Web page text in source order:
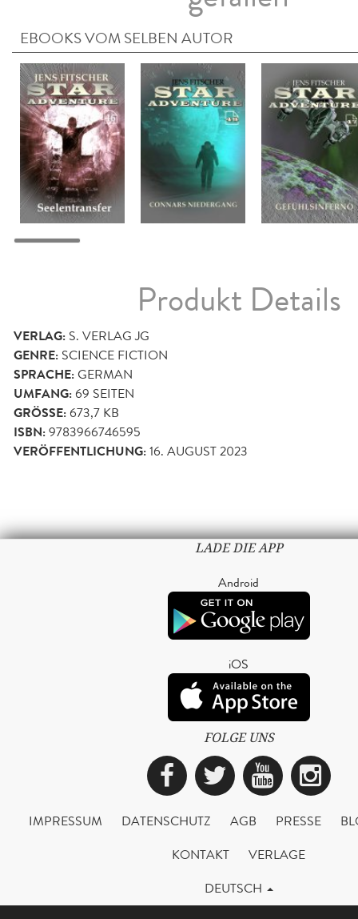
EBOOKS VOM SELBEN AUTOR
Produkt Details
VERLAG: S. VERLAG JG
GENRE: SCIENCE FICTION
SPRACHE:GERMAN
UMFANG:69 SEITEN
GRÖSSE: 673,7 KB
ISBN:9783966746595
VERÖFFENTLICHUNG:16. AUGUST 2023
LADE DIE APP
Android
iOS
FOLGE UNS
Facebook
Twitter
IMPRESSUM DATENSCHUTZ AGB PRESSE
KONTAKT
VERLAGE
DEUTSCH